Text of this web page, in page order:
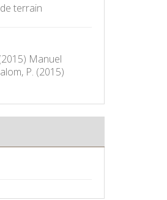
terrain
Manuel
P. (2015)